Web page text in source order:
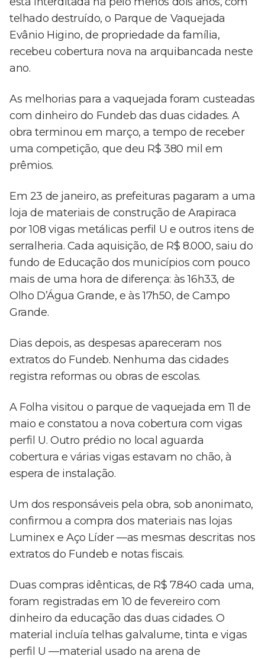
telhado destruído, o Parque de Vaquejada
Evânio Higino, de propriedade da família,
recebeu cobertura nova na arquibancada neste
ano.
As melhorias para a vaquejada foram custeadas
com dinheiro do Fundeb das duas cidades. A
obra terminou em março, a tempo de receber
uma competição, que deu R$ 380 mil em
prêmios.
Em 23 de janeiro, as prefeituras pagaram a uma
loja de materiais de construção de Arapiraca
por 108 vigas metálicas perfil U e outros itens de
serralheria. Cada aquisição, de R$ 8.000, saiu do
fundo de Educação dos municípios com pouco
mais de uma hora de diferença: às 16h33, de
Olho D’Água Grande, e às 17h50, de Campo
Grande.
Dias depois, as despesas apareceram nos
extratos do Fundeb. Nenhuma das cidades
registra reformas ou obras de escolas.
A Folha visitou o parque de vaquejada em 11 de
maio e constatou a nova cobertura com vigas
perfil U. Outro prédio no local aguarda
cobertura e várias vigas estavam no chão, à
espera de instalação.
Um dos responsáveis pela obra, sob anonimato,
confirmou a compra dos materiais nas lojas
Luminex e Aço Líder —as mesmas descritas nos
extratos do Fundeb e notas fiscais.
Duas compras idênticas, de R$ 7.840 cada uma,
foram registradas em 10 de fevereiro com
dinheiro da educação das duas cidades. O
material incluía telhas galvalume, tinta e vigas
perfil U —material usado na arena de